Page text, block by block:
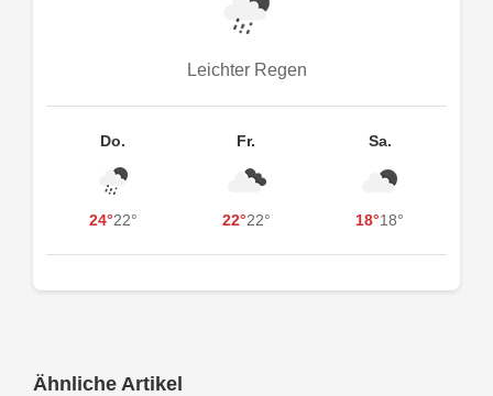
Leichter Regen
Do.
24°22°
Fr.
22°22°
Sa.
18°18°
Ähnliche Artikel